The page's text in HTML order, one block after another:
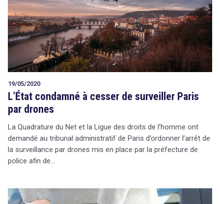
19/05/2020
L’État condamné à cesser de surveiller Paris
par drones
La Quadrature du Net et la Ligue des droits de l’homme ont
demandé au tribunal administratif de Paris d’ordonner l’arrêt de
la surveillance par drones mis en place par la préfecture de
police afin de…